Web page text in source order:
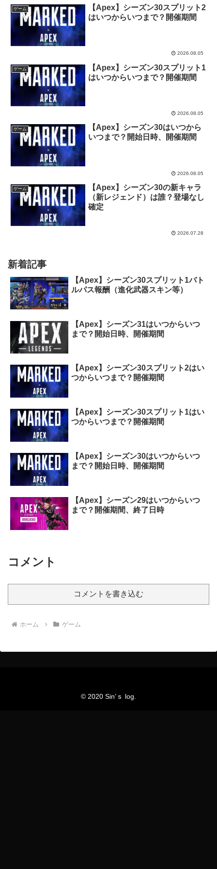
ゲーム
【Apex】シーズン30スプリット2
はいつからいつまで？開催期間
2026.08.05
ゲーム
【Apex】シーズン30スプリット1
はいつからいつまで？開催期間
2026.08.05
ゲーム
【Apex】シーズン30はいつから
いつまで？開始日時、開催期間
2026.08.05
ゲーム
【Apex】シーズン30の新キャラ
（新レジェンド）は誰？登場なし
確定
2026.07.28
新着記事
【Apex】シーズン30スプリット1バト
ルパス報酬（進化武器スキン等）
【Apex】シーズン31はいつからいつ
まで？開始日時、開催期間
【Apex】シーズン30スプリット2はい
つからいつまで？開催期間
【Apex】シーズン30スプリット1はい
つからいつまで？開催期間
【Apex】シーズン30はいつからいつ
まで？開始日時、開催期間
【Apex】シーズン29はいつからいつ
まで？開催期間、終了日時
コメント
コメントを書き込む
ホーム ゲーム
© 2020 Sin’ｓ log.